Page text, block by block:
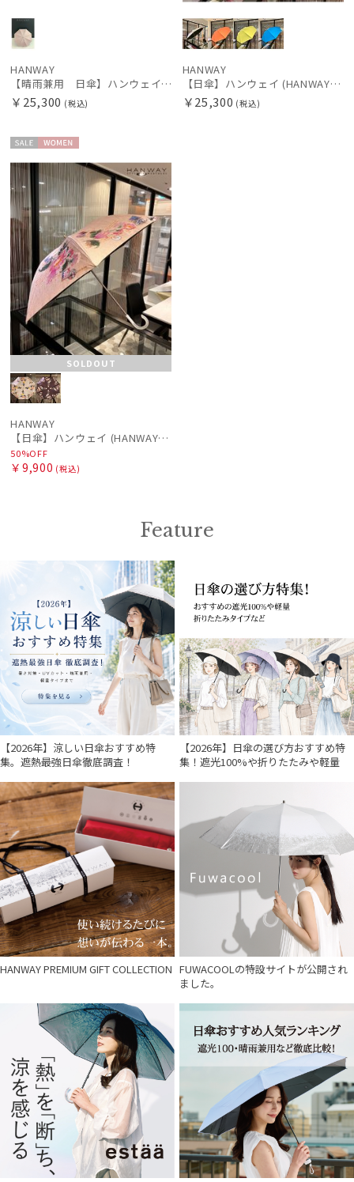
件
HANWAY
【晴雨兼用 日傘】ハンウェイ（ＨＡＮＷＡＹ）Powder（パウダー）黒ラミネート
￥25,300 (税込)
HANWAY
【日傘】ハンウェイ (HANWAY) Powder - Artificial Color（パウダー - アーティフィシャル・カラー） 雨の日OK 遮光 遮熱 日本製 UV 晴雨兼用暑さ対策
￥25,300 (税込)
ル
N
SOLDOUT
HANWAY
【日傘】ハンウェイ (HANWAY) Pウーリーサテン Rainydaysneverstay ショート 日本製
50%OFF
￥9,900 (税込)
Feature
【2026年】涼しい日傘おすすめ特
集。遮熱最強日傘徹底調査！
【2026年】日傘の選び方おすすめ特
集！遮光100%や折りたたみや軽量
HANWAY PREMIUM GIFT COLLECTION FUWACOOLの特設サイトが公開され
ました。